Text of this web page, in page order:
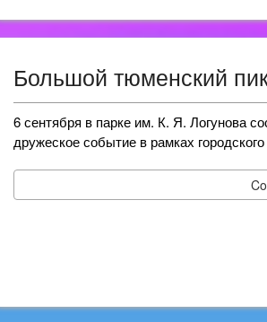
Большой тюменский
6 сентября в парке им. К. Я. Логунова
дружеское событие в рамках городского